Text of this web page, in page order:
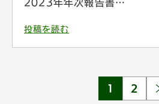
2023年年次報告書…
投稿を読む
1 2